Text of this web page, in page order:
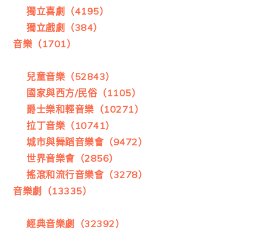
獨立喜劇（4195）
獨立戲劇（384）
音樂（1701）
兒童音樂（52843）
國家與西方/民俗（1105）
爵士樂和輕音樂（10271）
拉丁音樂（10741）
城市與舞蹈音樂會（9472）
世界音樂會（2856）
搖滾和流行音樂會（3278）
音樂劇（13335）
經典音樂劇（32392）